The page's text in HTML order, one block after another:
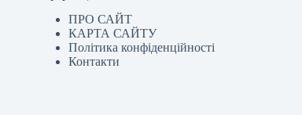
ПРО САЙТ
КАРТА САЙТУ
Політика конфіденційності
Контакти